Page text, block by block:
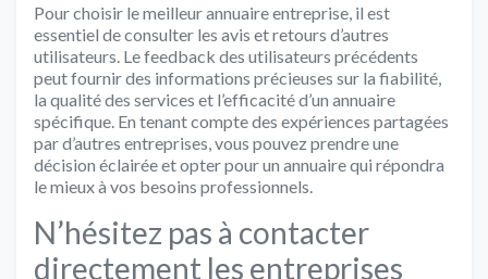
Pour choisir le meilleur annuaire entreprise, il est
essentiel de consulter les avis et retours d’autres
utilisateurs. Le feedback des utilisateurs précédents
peut fournir des informations précieuses sur la fiabilité,
la qualité des services et l’efficacité d’un annuaire
spécifique. En tenant compte des expériences partagées
par d’autres entreprises, vous pouvez prendre une
décision éclairée et opter pour un annuaire qui répondra
le mieux à vos besoins professionnels.
N’hésitez pas à contacter
directement les entreprises